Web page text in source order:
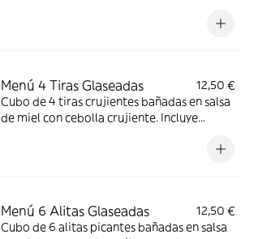
Menú 4 Tiras Glaseadas
12,50 €
Cubo de 4 tiras crujientes bañadas en salsa
de miel con cebolla crujiente. Incluye
Menú 6 Alitas Glaseadas
12,50 €
Cubo de 6 alitas picantes bañadas en salsa